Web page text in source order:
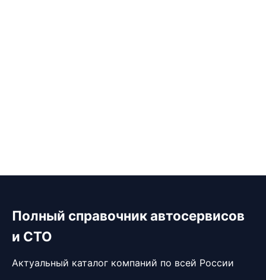
Полный справочник автосервисов
и СТО
Актуальный каталог компаний по всей России